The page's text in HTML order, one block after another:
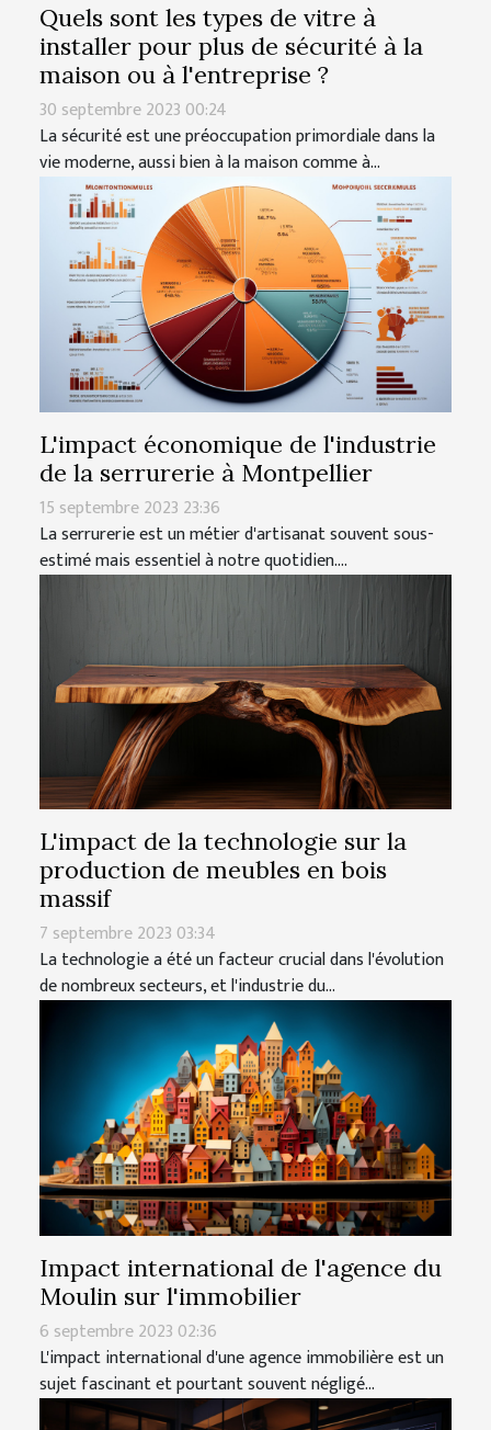
Quels sont les types de vitre à
installer pour plus de sécurité à la
maison ou à l'entreprise ?
30 septembre 2023 00:24
La sécurité est une préoccupation primordiale dans la
vie moderne, aussi bien à la maison comme à...
L'impact économique de l'industrie
de la serrurerie à Montpellier
15 septembre 2023 23:36
La serrurerie est un métier d'artisanat souvent sous-
estimé mais essentiel à notre quotidien....
L'impact de la technologie sur la
production de meubles en bois
massif
7 septembre 2023 03:34
La technologie a été un facteur crucial dans l'évolution
de nombreux secteurs, et l'industrie du...
Impact international de l'agence du
Moulin sur l'immobilier
6 septembre 2023 02:36
L'impact international d'une agence immobilière est un
sujet fascinant et pourtant souvent négligé...